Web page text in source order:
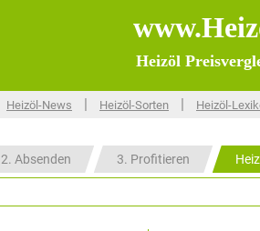
Heizöl
Heizöl-News | Heizöl-Sorten | Heizöl-
2. Absenden 3. Profitieren